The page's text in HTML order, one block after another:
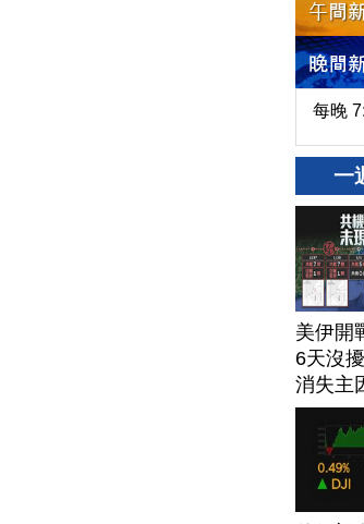
每晚
一
美伊開
6天沒
消失主